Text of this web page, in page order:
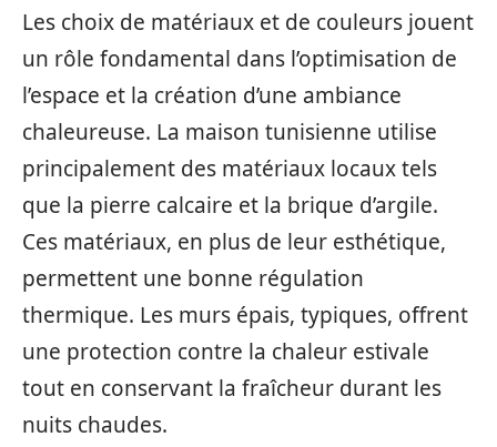
Les choix de matériaux et de couleurs jouent
un rôle fondamental dans l’optimisation de
l’espace et la création d’une ambiance
chaleureuse. La maison tunisienne utilise
principalement des matériaux locaux tels
que la pierre calcaire et la brique d’argile.
Ces matériaux, en plus de leur esthétique,
permettent une bonne régulation
thermique. Les murs épais, typiques, offrent
une protection contre la chaleur estivale
tout en conservant la fraîcheur durant les
nuits chaudes.